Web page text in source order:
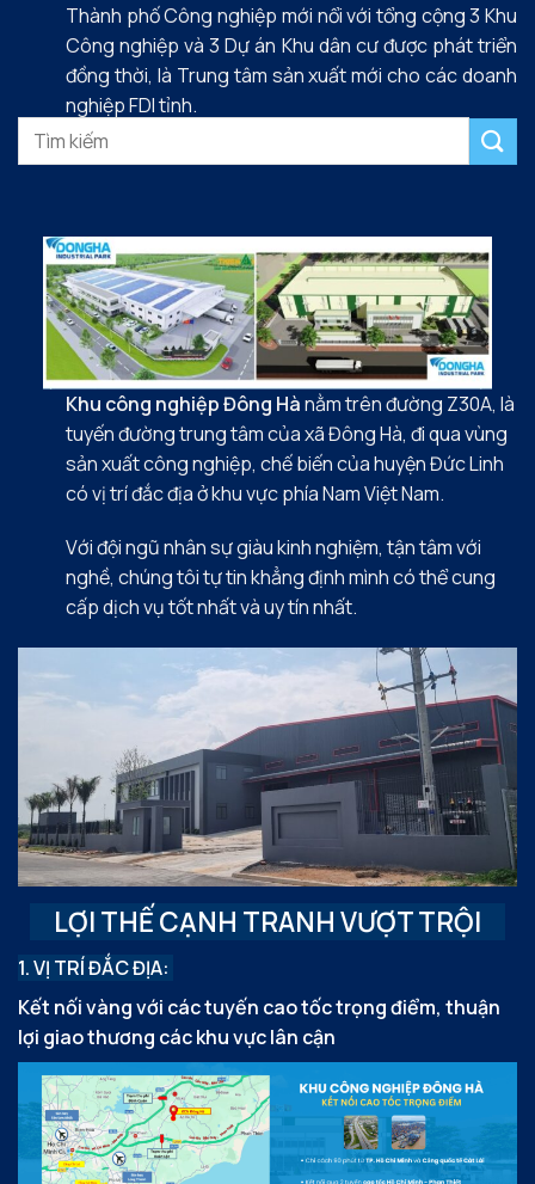
Thành phố Công nghiệp mới nổi với tổng cộng 3 Khu
Công nghiệp và 3 Dự án Khu dân cư được phát triển
đồng thời, là Trung tâm sản xuất mới cho các doanh
nghiệp FDI tỉnh.
Khu công nghiệp Đông Hànằm trên đường Z30A, là
tuyến đường trung tâm của xã Đông Hà, đi qua vùng
sản xuất công nghiệp, chế biến của huyện Đức Linh
có vị trí đắc địa ở khu vực phía Nam Việt Nam.
Với đội ngũ nhân sự giàu kinh nghiệm, tận tâm với
nghề, chúng tôi tự tin khẳng định mình có thể cung
cấp dịch vụ tốt nhất và uy tín nhất.
LỢI THẾ CẠNH TRANH VƯỢT TRỘI
1. VỊ TRÍ ĐẮC ĐỊA:
Kết nối vàng với các tuyến cao tốc trọng điểm, thuận
lợi giao thương các khu vực lân cận